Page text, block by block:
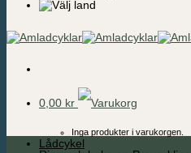
0,00 kr
Inga produkter i varukorgen.
Lådcykel